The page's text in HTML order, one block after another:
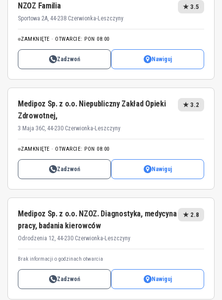
NZOZ Familia
Sportowa 2A, 44-238 Czerwionka-Leszczyny
★ 3.5
ZAMKNIĘTE · OTWARCIE: PON 08:00
Zadzwoń Nawiguj
Medipoz Sp. z o.o. Niepubliczny Zakład Opieki
Zdrowotnej,
3 Maja 36C, 44-230 Czerwionka-Leszczyny
★ 3.2
ZAMKNIĘTE · OTWARCIE: PON 08:00
Zadzwoń Nawiguj
Medipoz Sp. z o.o. NZOZ. Diagnostyka, medycyna
pracy, badania kierowców
Odrodzenia 12, 44-230 Czerwionka-Leszczyny
★ 2.8
Brak informacji o godzinach otwarcia
Zadzwoń Nawiguj